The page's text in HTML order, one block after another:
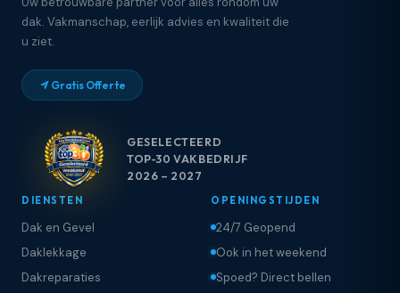
dak. Vakmanschap, eerlijk advies en kwaliteit die
u ziet.
Gratis Offerte
GESELECTEERD
TOP-30 VAKBEDRIJF
2026 – 2027
DIENSTEN
Dak en Gevel
Daklekkage
Dakreparaties
OPENINGSTIJDEN
24/7 Geopend
Ook in het weekend
Spoed? Direct bellen